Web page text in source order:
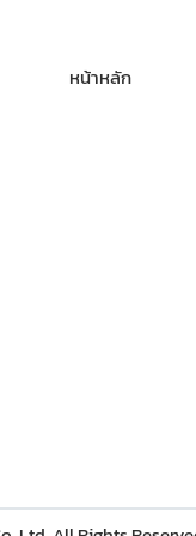
หน้าหลัก